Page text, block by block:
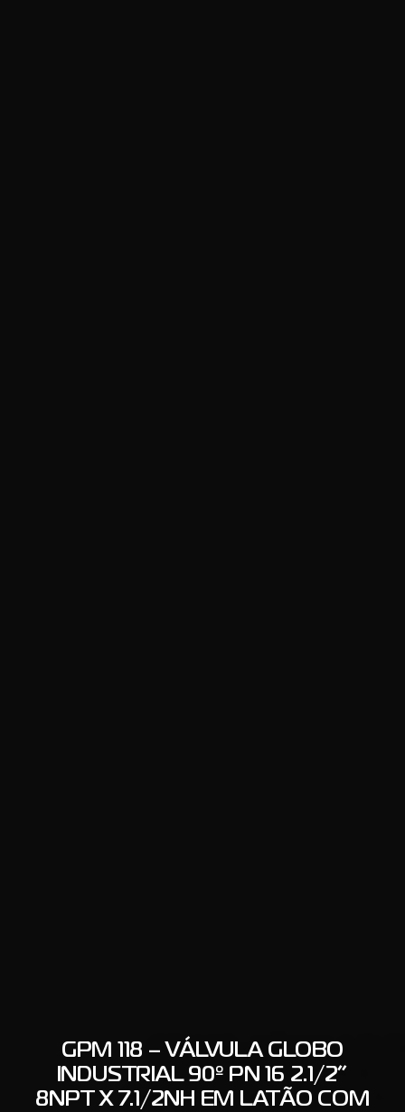
GPM 118 – VÁLVULA GLOBO
INDUSTRIAL 90º PN 16 2.1/2”
8NPT X 7.1/2NH EM LATÃO COM